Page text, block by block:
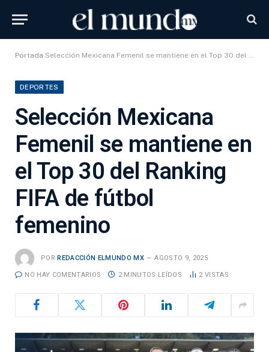
Portada Selección Mexicana Femenil se mantiene en el Top 30 del Ranking FIFA de fútbol femenino
DEPORTES
Selección Mexicana
Femenil se mantiene en
el Top 30 del Ranking
FIFA de fútbol
femenino
POR REDACCIÓN ELMUNDO MX AGOSTO 9, 2025
NO HAY COMENTARIOS 2 MINUTOS LEÍDOS 2 VISTAS